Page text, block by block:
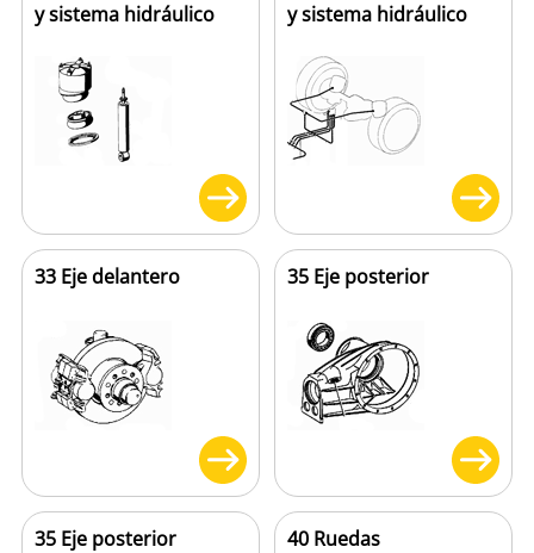
y sistema hidráulico
y sistema hidráulico
33 Eje delantero 35 Eje posterior
35 Eje posterior 40 Ruedas